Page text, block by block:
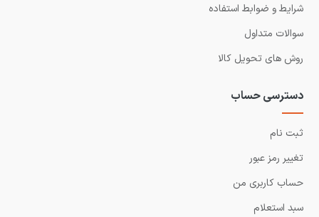
شرایط و ضوابط استفاده
سوالات متداول
روش های تحویل کالا
دسترسی حساب
ثبت نام
تغییر رمز عبور
حساب کاربری من
سبد استعلام